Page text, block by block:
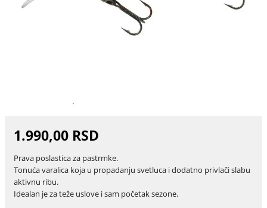
1.990,00 RSD
Prava poslastica za pastrmke.
Tonuća varalica koja u propadanju svetluca i dodatno privlači slabu
aktivnu ribu.
Idealan je za teže uslove i sam početak sezone.